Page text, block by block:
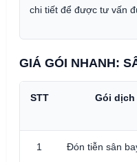
chi tiết để được tư vấn
GIÁ GÓI NHANH:
STT Gói dịch
1 Đón tiễn sân